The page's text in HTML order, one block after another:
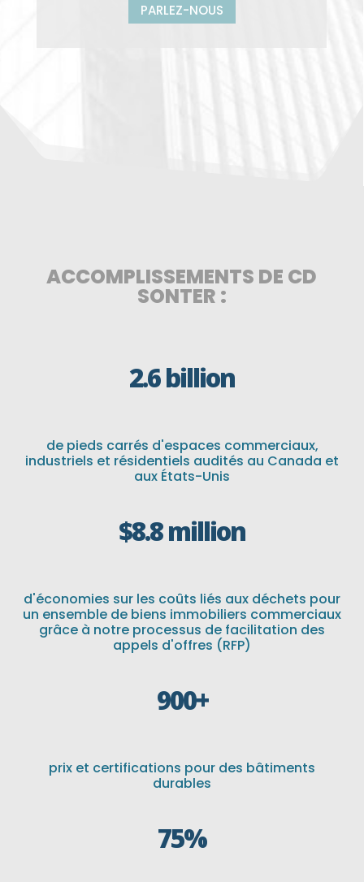
PARLEZ-NOUS
ACCOMPLISSEMENTS DE CD
SONTER :
2.6 billion
de pieds carrés d'espaces commerciaux,
industriels et résidentiels audités au Canada et
aux États-Unis
$8.8 million
d'économies sur les coûts liés aux déchets pour
un ensemble de biens immobiliers commerciaux
grâce à notre processus de facilitation des
appels d'offres (RFP)
900+
prix et certifications pour des bâtiments
durables
75%